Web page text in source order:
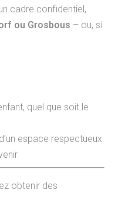
cadre confidentiel,
ou Grosbous – ou, si
quel que soit le
espace respectueux
obtenir des